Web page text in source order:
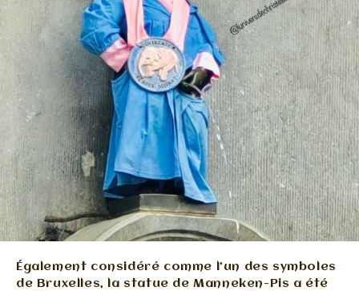
Également considéré comme l’un des symboles
de Bruxelles, la statue de Manneken-Pis a été